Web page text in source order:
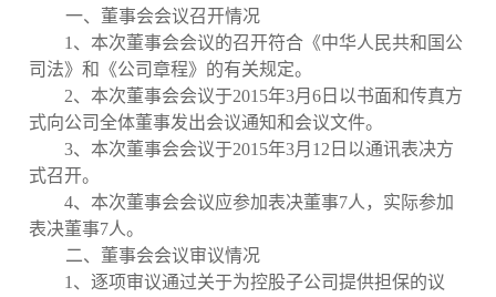
一、董事会会议召开情况
1 、本次董事会会议的召开符合《中华人民共和国公
司法》和《公司章程》的有关规定。
2、本次董事会会议于2015年3月6 日以书面和传真方
式向公司全体董事发出会议通知和会议文件。
3、本次董事会会议于2015年3月 12 日以通讯表决方
式召开。
4、本次董事会会议应参加表决董事7人，实际参加
表决董事7人。
二、董事会会议审议情况
1 、逐项审议通过关于为控股子公司提供担保的议